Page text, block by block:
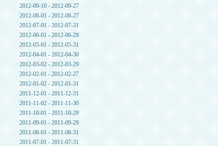
2012-09-10 - 2012-09-27
2012-08-01 - 2012-08-27
2012-07-01 - 2012-07-31
2012-06-01 - 2012-06-29
2012-05-01 - 2012-05-31
2012-04-01 - 2012-04-30
2012-03-02 - 2012-03-29
2012-02-01 - 2012-02-27
2012-01-02 - 2012-01-31
2011-12-01 - 2011-12-31
2011-11-02 - 2011-11-30
2011-10-01 - 2011-10-29
2011-09-01 - 2011-09-29
2011-08-01 - 2011-08-31
2011-07-01 - 2011-07-31